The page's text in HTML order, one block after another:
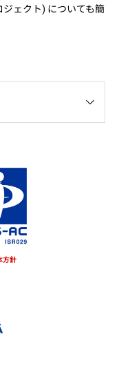
ジェクト) についても簡
方針